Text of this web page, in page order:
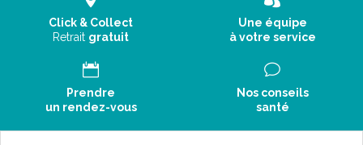
Click & Collect
Retrait gratuit
Une équipe
à votre service
Prendre
un rendez-vous
Nos conseils
santé